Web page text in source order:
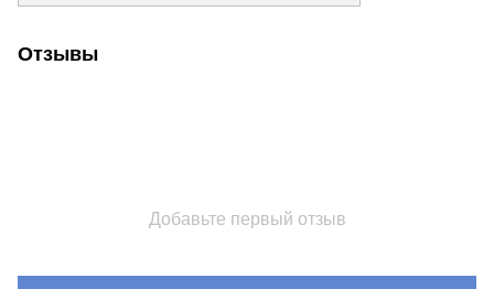
Отзывы
Добавьте первый отзыв